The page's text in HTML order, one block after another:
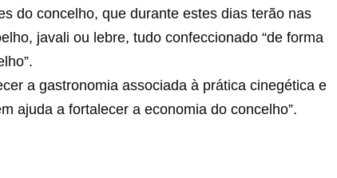
do concelho, que durante estes dias terão nas
javali ou lebre, tudo confeccionado “de forma
a gastronomia associada à prática cinegética e
ajuda a fortalecer a economia do concelho”.